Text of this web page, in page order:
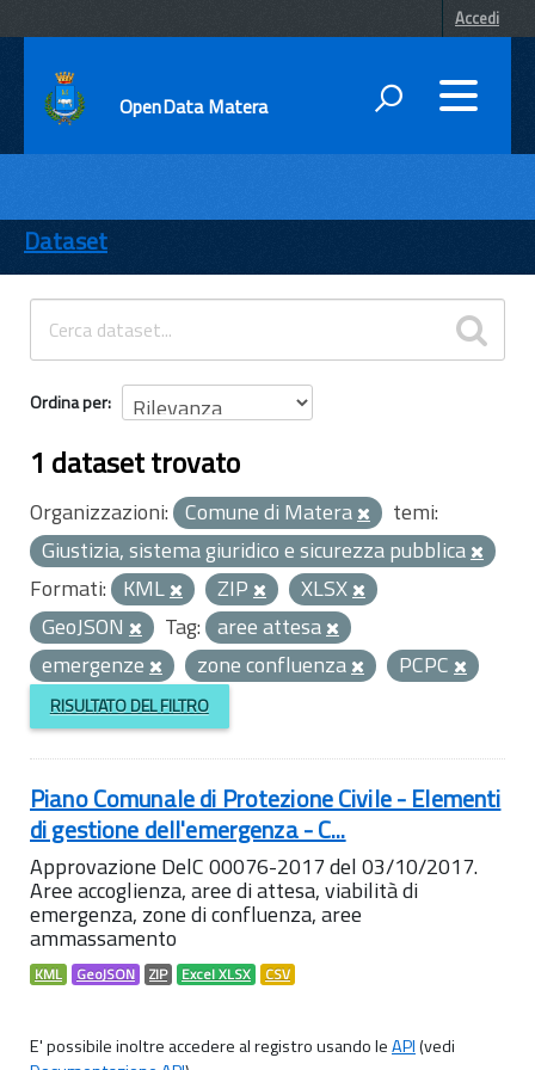
Accedi
OpenData Matera
ENTI
TEMI
INFORMAZIONI
Dataset
Ordina per
1 dataset trovato
Organizzazioni: Comune di Matera
temi:
Giustizia, sistema giuridico e sicurezza pubblica
Formati: KML ZIP
XLSX
GeoJSON
Tag: aree attesa
emergenze
zone confluenza PCPC
RISULTATO DEL FILTRO
Piano Comunale di Protezione Civile - Elementi
di gestione dell'emergenza - C...
Approvazione DelC 00076-2017 del 03/10/2017.
Aree accoglienza, aree di attesa, viabilità di
emergenza, zone di confluenza, aree
ammassamento
KML GeoJSON ZIP Excel XLSX CSV
E' possibile inoltre accedere al registro usando leAPI(vedi